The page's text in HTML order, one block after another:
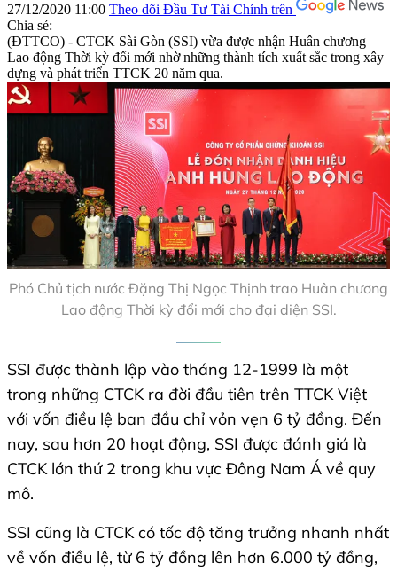
27/12/2020 11:00 Theo dõi Đầu Tư Tài Chính trên
Chia sẻ:
(ĐTTCO) - CTCK Sài Gòn (SSI) vừa được nhận Huân chương
Lao động Thời kỳ đổi mới nhờ những thành tích xuất sắc trong xây
dựng và phát triển TTCK 20 năm qua.
Phó Chủ tịch nước Đặng Thị Ngọc Thịnh trao Huân chương
Lao động Thời kỳ đổi mới cho đại diện SSI.
SSI được thành lập vào tháng 12-1999 là một
trong những CTCK ra đời đầu tiên trên TTCK Việt
với vốn điều lệ ban đầu chỉ vỏn vẹn 6 tỷ đồng. Đến
nay, sau hơn 20 hoạt động, SSI được đánh giá là
CTCK lớn thứ 2 trong khu vực Đông Nam Á về quy
mô.
SSI cũng là CTCK có tốc độ tăng trưởng nhanh nhất
về vốn điều lệ, từ 6 tỷ đồng lên hơn 6.000 tỷ đồng,